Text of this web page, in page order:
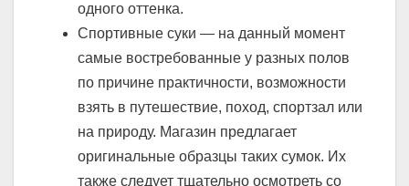
одного оттенка.
Спортивные суки — на данный момент
самые востребованные у разных полов
по причине практичности, возможности
взять в путешествие, поход, спортзал или
на природу. Магазин предлагает
оригинальные образцы таких сумок. Их
также следует тщательно осмотреть со